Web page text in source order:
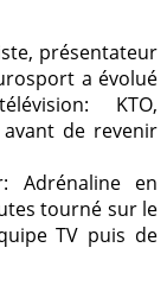
présentateur
a évolué
KTO,
avant de revenir
Adrénaline en
tourné sur le
TV puis de